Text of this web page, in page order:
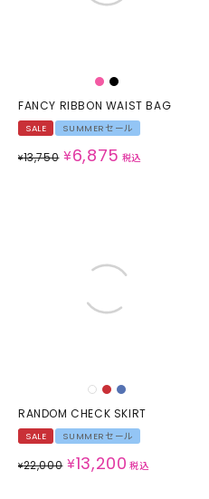
FANCY RIBBON WAIST BAG
SALE SUMMERセール
¥13,750 ¥6,875 税込
RANDOM CHECK SKIRT
SALE SUMMERセール
¥22,000 ¥13,200 税込